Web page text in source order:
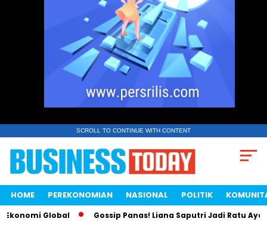
SCROLL TO CONTINUE WITH CONTENT
HOME PEREKONOMIAN NASIONAL POLITIK
Global Gossip Panas! Liana Saputri Jadi Ratu Ayam